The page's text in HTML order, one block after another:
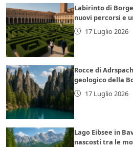
Labirinto di
nuovi percorsi e
17 Luglio 2026
Rocce di
geologico della
17 Luglio 2026
Lago Eibsee in
nascosti tra le